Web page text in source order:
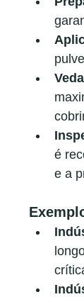
é
e a